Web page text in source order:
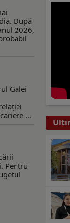
După
2026,
Galei
...
Pentru